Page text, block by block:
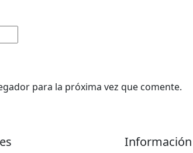
para la próxima vez que comente.
Información